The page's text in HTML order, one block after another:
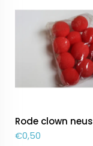
Rode clown neus
€0,50